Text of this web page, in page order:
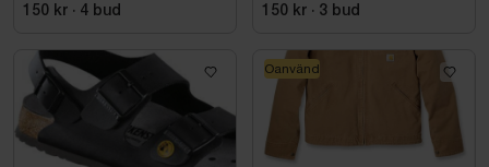
SVART. STL 42
150 kr · 4 bud
SVART. STL 42
150 kr · 3 bud
Oanvänd